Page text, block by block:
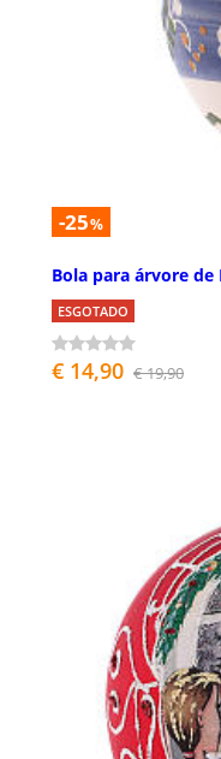
-25%
Bola para árvore
ESGOTADO
€ 14,90 € 19,90